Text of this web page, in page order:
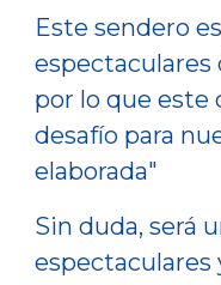
Este sendero
por lo que este
desafío para
elaborada"
Sin duda, será
espectaculares